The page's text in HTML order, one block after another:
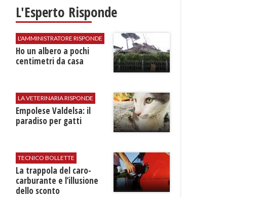
L'Esperto Risponde
L'AMMINISTRATORE RISPONDE
Ho un albero a pochi
centimetri da casa
LA VETERINARIA RISPONDE
Empolese Valdelsa: il
paradiso per gatti
TECNICO BOLLETTE
​La trappola del caro-
carburante e l’illusione
dello sconto